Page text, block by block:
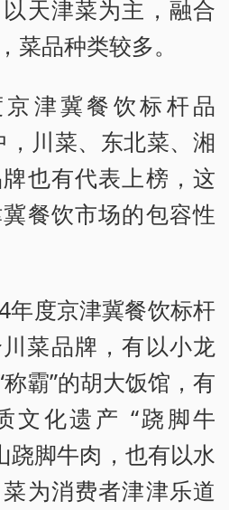
天津菜为主，融合
菜品种类较多。
津冀餐饮标杆品
，川菜、东北菜、湘
也有代表上榜，这
餐饮市场的包容性
度京津冀餐饮标杆
菜品牌，有以小龙
霸”的胡大饭馆，有
文化遗产 “跷脚牛
跷脚牛肉，也有以水
为消费者津津乐道